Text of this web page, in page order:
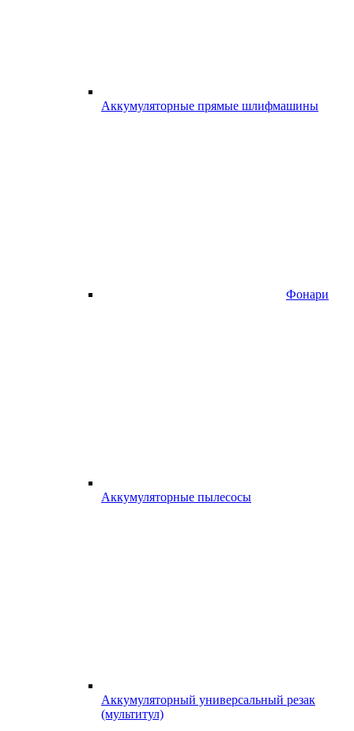
Аккумуляторные прямые шлифмашины
Фонари
Аккумуляторные пылесосы
Аккумуляторный универсальный резак
(мультитул)